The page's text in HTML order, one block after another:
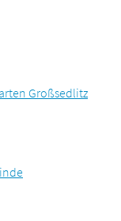
Großsedlitz